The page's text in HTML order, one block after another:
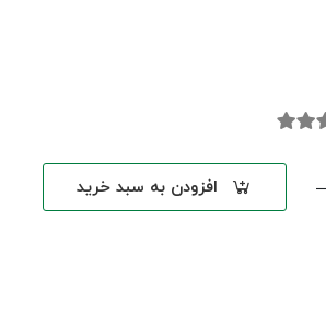
افزودن به سبد خرید